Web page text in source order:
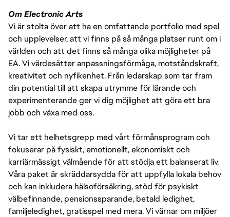
Om Electronic Arts
Vi är stolta över att ha en omfattande portfolio med spel
och upplevelser, att vi finns på så många platser runt om i
världen och att det finns så många olika möjligheter på
EA. Vi värdesätter anpassningsförmåga, motståndskraft,
kreativitet och nyfikenhet. Från ledarskap som tar fram
din potential till att skapa utrymme för lärande och
experimenterande ger vi dig möjlighet att göra ett bra
jobb och växa med oss.
Vi tar ett helhetsgrepp med vårt förmånsprogram och
fokuserar på fysiskt, emotionellt, ekonomiskt och
karriärmässigt välmående för att stödja ett balanserat liv.
Våra paket är skräddarsydda för att uppfylla lokala behov
och kan inkludera hälsoförsäkring, stöd för psykiskt
välbefinnande, pensionssparande, betald ledighet,
familjeledighet, gratisspel med mera. Vi värnar om miljöer